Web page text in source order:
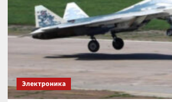
Электроника